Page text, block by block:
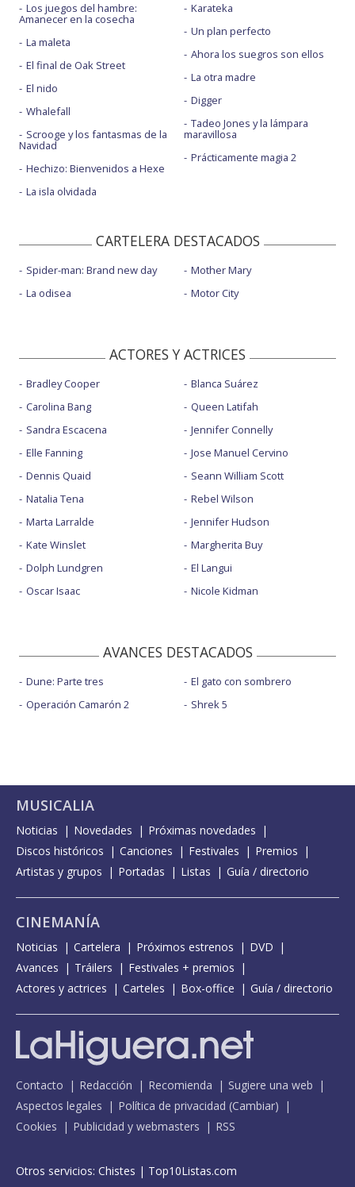
Los juegos del hambre:
Amanecer en la cosecha
La maleta
El final de Oak Street
El nido
Whalefall
Scrooge y los fantasmas de la
Navidad
Hechizo: Bienvenidos a Hexe
La isla olvidada
Karateka
Un plan perfecto
Ahora los suegros son ellos
La otra madre
Digger
Tadeo Jones y la lámpara
maravillosa
Prácticamente magia 2
CARTELERA DESTACADOS
Spider-man: Brand new day
La odisea
Mother Mary
Motor City
ACTORES Y ACTRICES
Bradley Cooper
Carolina Bang
Sandra Escacena
Elle Fanning
Dennis Quaid
Natalia Tena
Marta Larralde
Kate Winslet
Dolph Lundgren
Oscar Isaac
Blanca Suárez
Queen Latifah
Jennifer Connelly
Jose Manuel Cervino
Seann William Scott
Rebel Wilson
Jennifer Hudson
Margherita Buy
El Langui
Nicole Kidman
AVANCES DESTACADOS
Dune: Parte tres
Operación Camarón 2
El gato con sombrero
Shrek 5
MUSICALIA
Noticias Novedades
Próximas novedades
Discos históricos
Canciones Festivales
Premios
Artistas y grupos
Portadas Listas Guía / directorio
CINEMANÍA
Noticias Cartelera Próximos estrenos
DVD
Avances
Tráilers
Festivales + premios
Actores y actrices
Carteles Box-office Guía / directorio
Contacto Redacción Recomienda
Sugiere una web
Aspectos legales
Política de privacidad (Cambiar)
Cookies
Publicidad y webmasters RSS
Otros servicios: Chistes | Top10Listas.com